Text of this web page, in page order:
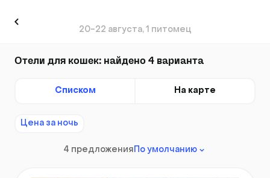
20-22 августа, 1 питомец
Отели для кошек: найдено 4 варианта
Списком На карте
Цена за ночь
4 предложения По умолчанию